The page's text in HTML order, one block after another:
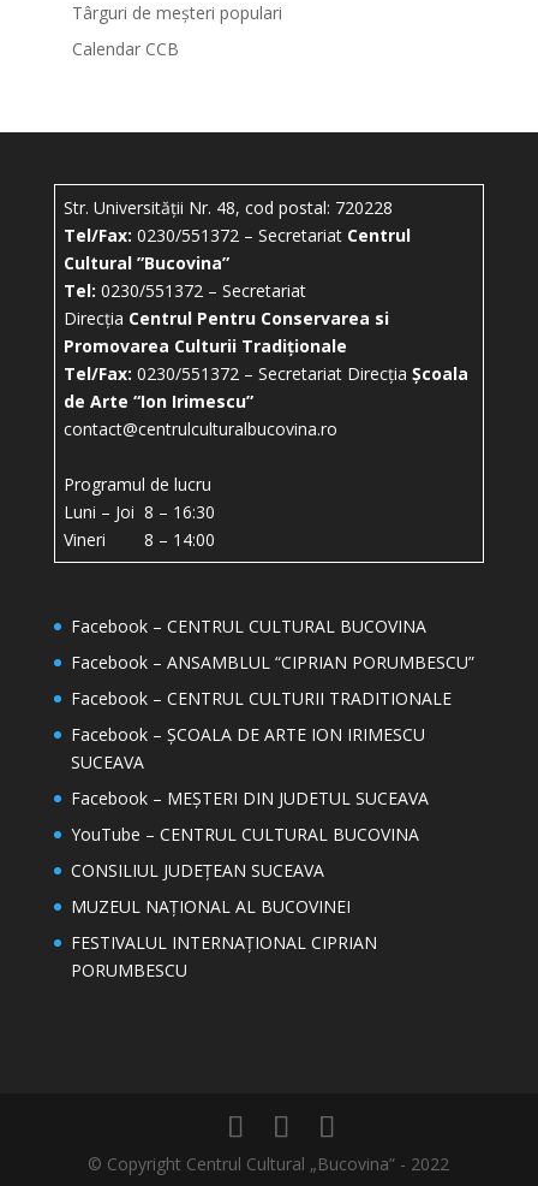
Târguri de meșteri populari
Calendar CCB
Str. Universității Nr. 48, cod postal: 720228
Tel/Fax: 0230/551372 – Secretariat Centrul
Cultural ”Bucovina”
Tel: 0230/551372 – Secretariat
Direcția Centrul Pentru Conservarea si
Promovarea Culturii Tradiționale
Tel/Fax: 0230/551372 – Secretariat Direcția Școala
de Arte “Ion Irimescu”
contact@centrulculturalbucovina.ro
Programul de lucru
Luni – Joi 8 – 16:30
Vineri 8 – 14:00
Facebook – CENTRUL CULTURAL BUCOVINA
Facebook – ANSAMBLUL “CIPRIAN PORUMBESCU”
Facebook – CENTRUL CULTURII TRADITIONALE
Facebook – ȘCOALA DE ARTE ION IRIMESCU
SUCEAVA
Facebook – MEȘTERI DIN JUDETUL SUCEAVA
YouTube – CENTRUL CULTURAL BUCOVINA
CONSILIUL JUDEȚEAN SUCEAVA
MUZEUL NAȚIONAL AL BUCOVINEI
FESTIVALUL INTERNAȚIONAL CIPRIAN
PORUMBESCU
© Copyright Centrul Cultural „Bucovina” - 2022